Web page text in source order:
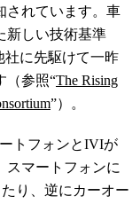
されています。車
新しい技術基準
社に先駆けて一昨
（参照“The Rising
”）。
トフォンとIVIが
スマートフォンに
り、逆にカーオー